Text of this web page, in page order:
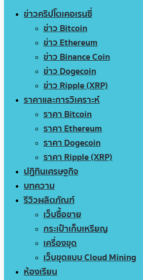
ข่าวคริปโตเคอเรนซี่
ข่าว Bitcoin
ข่าว Ethereum
ข่าว Binance Coin
ข่าว Dogecoin
ข่าว Ripple (XRP)
ราคาและการวิเคราะห์
ราคา Bitcoin
ราคา Ethereum
ราคา Dogecoin
ราคา Ripple (XRP)
ปฏิทินเศรษฐกิจ
บทความ
รีวิวผลิตภัณฑ์
เว็บซื้อขาย
กระเป๋าเก็บเหรียญ
เครื่องขุด
เว็บขุดแบบ Cloud Mining
ห้องเรียน